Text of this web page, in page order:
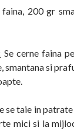
200 gr
Se cerne faina
si
se taie in
mici si la